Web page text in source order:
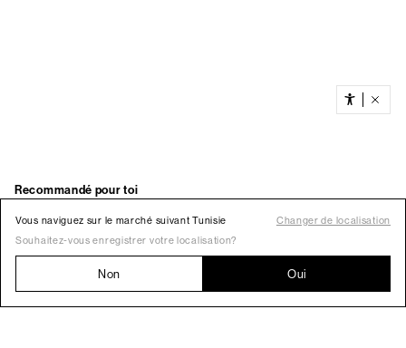
Vous naviguez sur le marché suivant Tunisie
Changer de localisation
Souhaitez-vous enregistrer votre localisation?
Non Oui